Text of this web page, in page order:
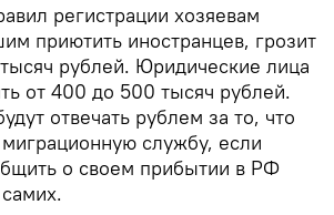
регистрации хозяевам
приютить иностранцев, грозит
рублей. Юридические лица
от 400 до 500 тысяч рублей.
отвечать рублем за то, что
службу, если
о своем прибытии в РФ